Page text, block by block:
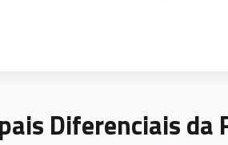
Diferenciais da